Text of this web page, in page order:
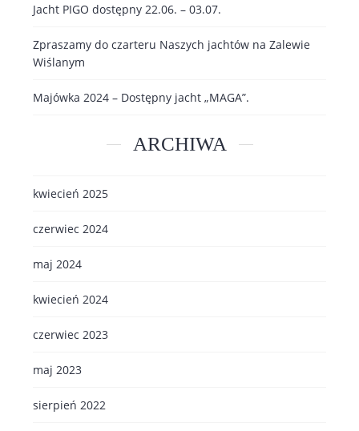
Jacht PIGO dostępny 22.06. – 03.07.
Zpraszamy do czarteru Naszych jachtów na Zalewie
Wiślanym
Majówka 2024 – Dostępny jacht „MAGA”.
ARCHIWA
kwiecień 2025
czerwiec 2024
maj 2024
kwiecień 2024
czerwiec 2023
maj 2023
sierpień 2022